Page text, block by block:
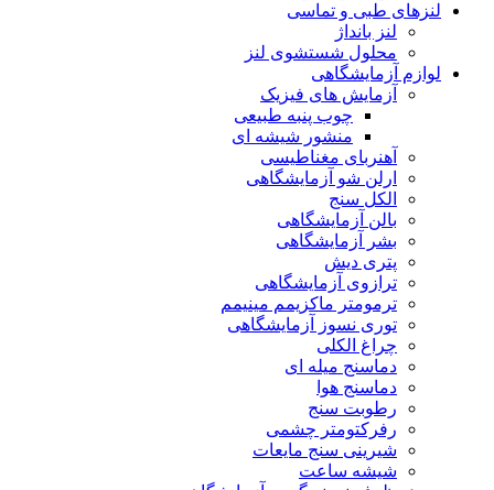
لنزهای طبی و تماسی
لنز بانداژ
محلول شستشوی لنز
لوازم آزمایشگاهی
آزمایش های فیزیک
چوب پنبه طبیعی
منشور شیشه ای
آهنربای مغناطیسی
ارلن شو آزمایشگاهی
الکل سنج
بالن آزمایشگاهی
بشر آزمایشگاهی
پتری دیش
ترازوی آزمایشگاهی
ترمومتر ماکزیمم مینیمم
توری نسوز آزمایشگاهی
چراغ الکلی
دماسنج میله ای
دماسنج هوا
رطوبت سنج
رفرکتومتر چشمی
شیرینی سنج مایعات
شیشه ساعت